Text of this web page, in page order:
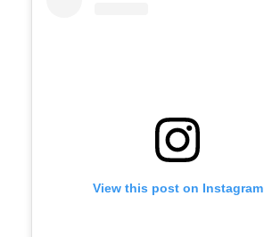
View this post on Instagram